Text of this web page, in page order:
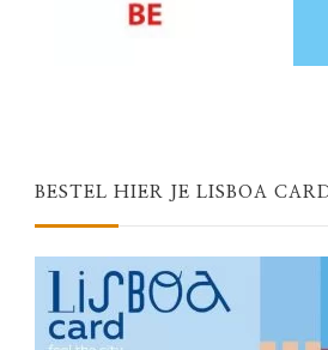
BESTEL HIER JE LISBOA